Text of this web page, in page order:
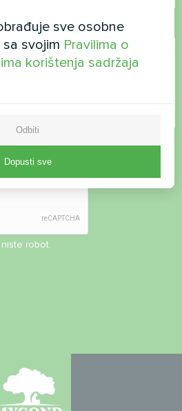
robot.
sve osobne
svojim Pravilima o
korištenja sadržaja
Odbiti
Dopusti sve